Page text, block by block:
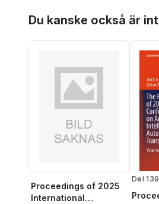
Du kanske också är
Proceedings of 2025
International
Del